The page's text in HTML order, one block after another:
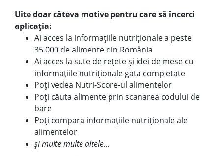
Uite doar câteva motive pentru care să încerci
aplicația:
Ai acces la informațiile nutriționale a peste
35.000 de alimente din România
Ai acces la sute de rețete și idei de mese cu
informațiile nutriționale gata completate
Poți vedea Nutri-Score-ul alimentelor
Poți căuta alimente prin scanarea codului de
bare
Poți compara informațiile nutriționale ale
alimentelor
și multe multe altele...